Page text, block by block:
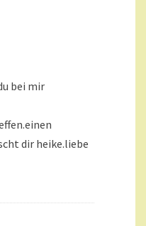
bei mir
dir heike.liebe